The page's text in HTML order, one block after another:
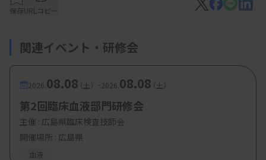
・参加費：
員：5000円
保存URLコピー
関連イベント・研修会
2026. 08.08（土） -2026. 08.08（土）
第2回臨床血液部門研修会
主催 : 広島県臨床検査技師会
開催場所 : 広島県
血液